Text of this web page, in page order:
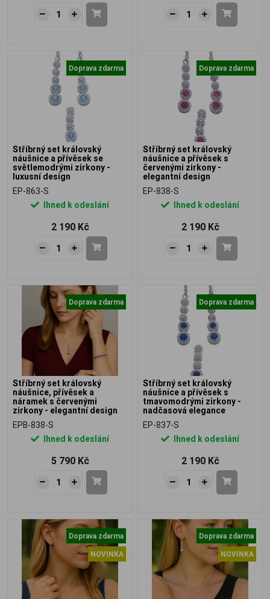
Doprava zdarma
Stříbrný set královský
náušnice a přívěsek se
světlemodrými zirkony -
luxusní design
EP-863-S
Ihned k odeslání
2 190 Kč
Doprava zdarma
Stříbrný set královský
náušnice a přívěsek s
červenými zirkony -
elegantní design
EP-838-S
Ihned k odeslání
2 190 Kč
Doprava zdarma
Stříbrný set královský
náušnice, přívěsek a
náramek s červenými
zirkony - elegantní design
EPB-838-S
Ihned k odeslání
5 790 Kč
Doprava zdarma
Stříbrný set královský
náušnice a přívěsek s
tmavomodrými zirkony -
nadčasová elegance
EP-837-S
Ihned k odeslání
2 190 Kč
Doprava zdarma
NOVINKA
Doprava zdarma
NOVINKA